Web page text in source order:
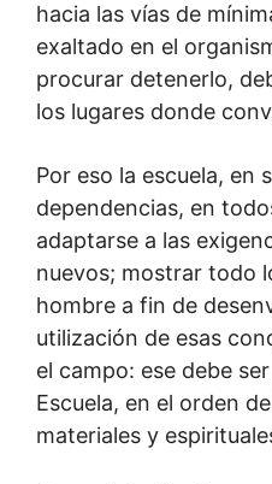
hacia las vías de
exaltado en el
procurar detenerlo,
los lugares donde
Por eso la escuela, en
dependencias, en
adaptarse a las
nuevos; mostrar todo
hombre a fin de
utilización de esas
el campo: ese debe
Escuela, en el orden
materiales y